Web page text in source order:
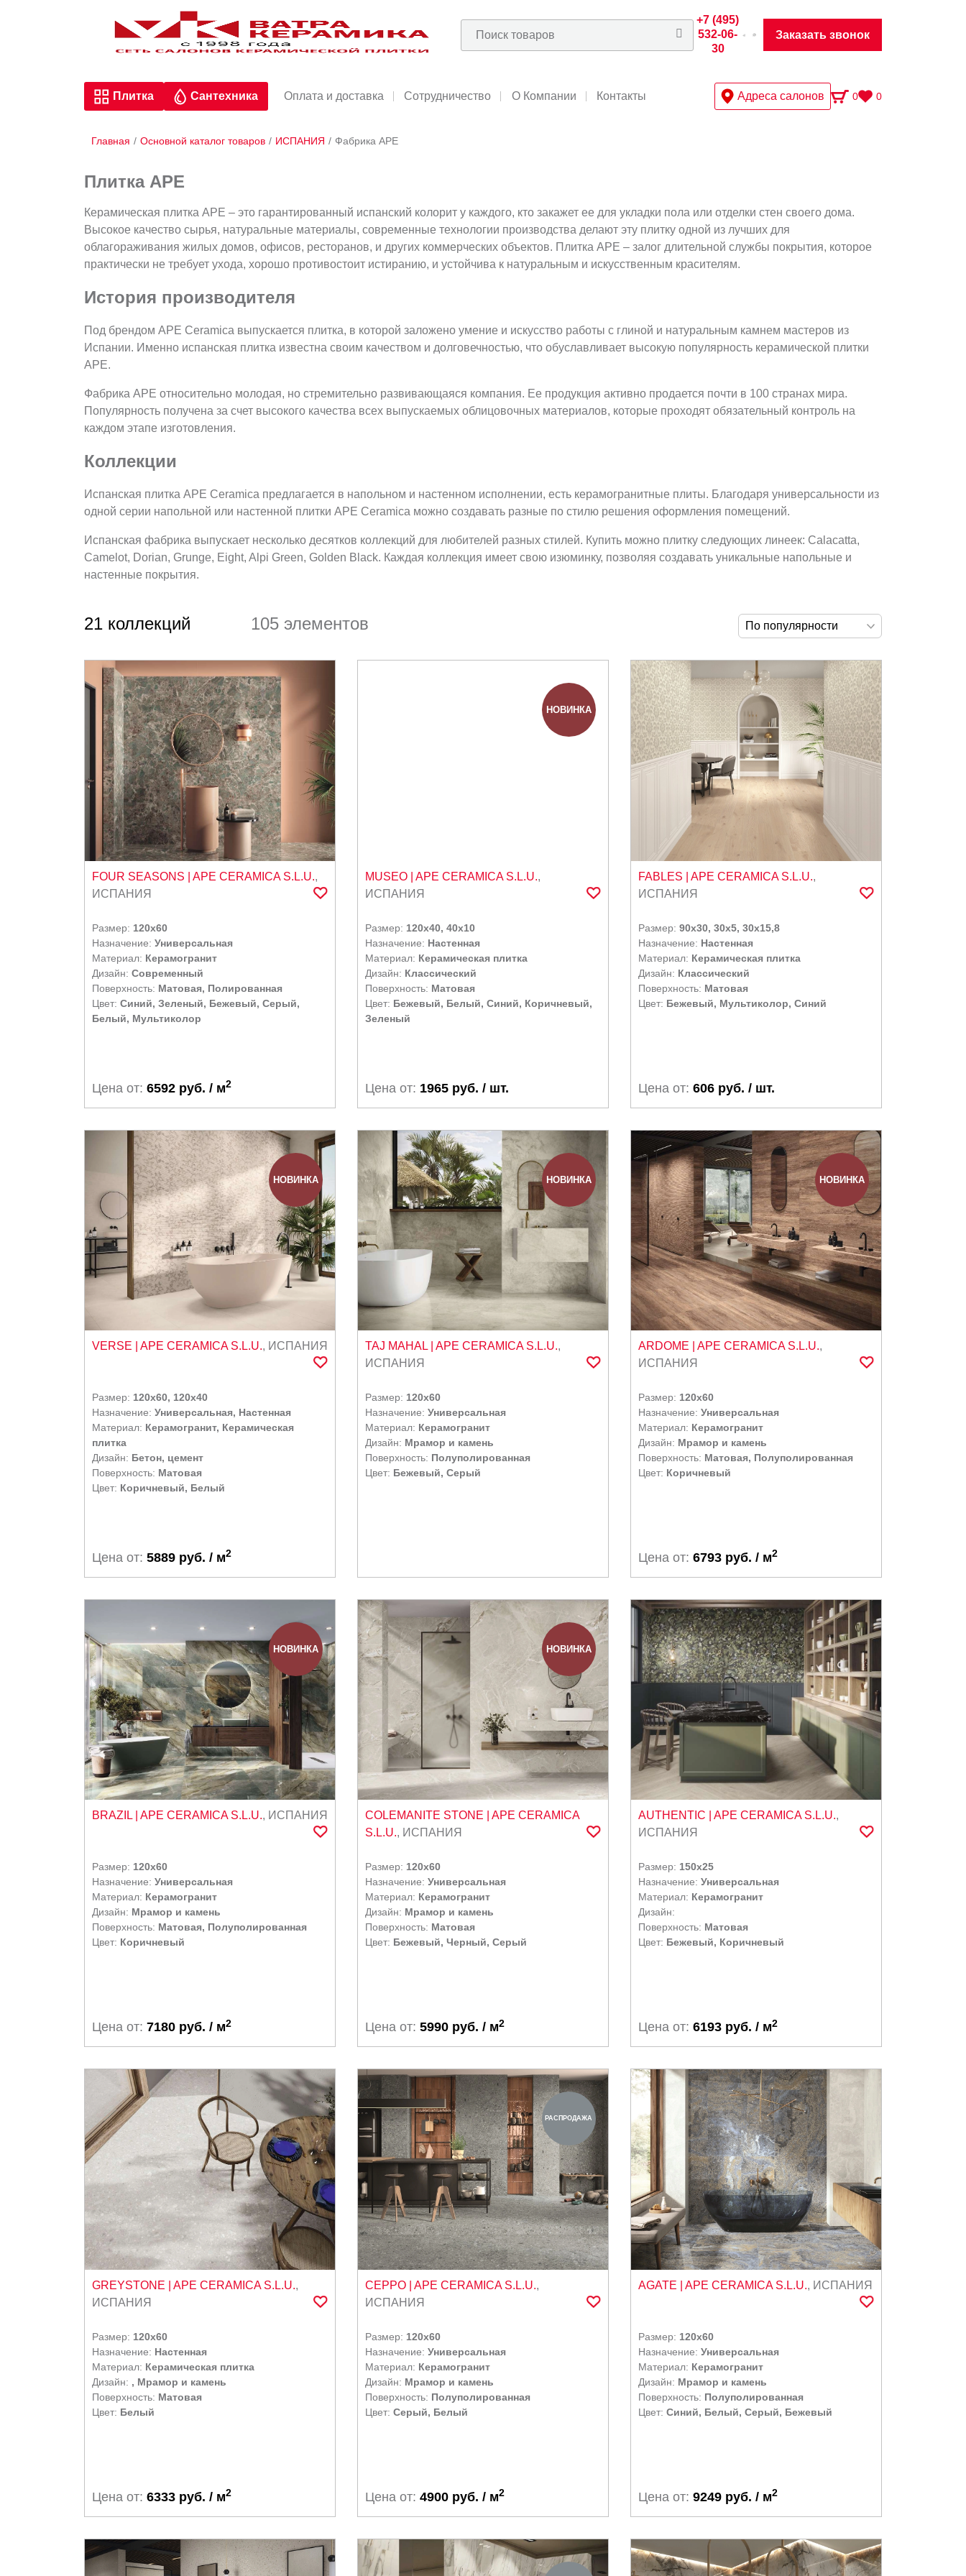
+7 (495)
532-06-
30
Заказать звонок
Плитка Сантехника Оплата и доставка Сотрудничество О Компании Контакты Адреса салонов 0 0
Главная / Основной каталог товаров / ИСПАНИЯ / Фабрика APE
Плитка APE
Керамическая плитка APE – это гарантированный испанский колорит у каждого, кто закажет ее для укладки пола или отделки стен своего дома.
Высокое качество сырья, натуральные материалы, современные технологии производства делают эту плитку одной из лучших для
облагораживания жилых домов, офисов, ресторанов, и других коммерческих объектов. Плитка APE – залог длительной службы покрытия, которое
практически не требует ухода, хорошо противостоит истиранию, и устойчива к натуральным и искусственным красителям.
История производителя
Под брендом APE Ceramica выпускается плитка, в которой заложено умение и искусство работы с глиной и натуральным камнем мастеров из
Испании. Именно испанская плитка известна своим качеством и долговечностью, что обуславливает высокую популярность керамической плитки
APE.
Фабрика APE относительно молодая, но стремительно развивающаяся компания. Ее продукция активно продается почти в 100 странах мира.
Популярность получена за счет высокого качества всех выпускаемых облицовочных материалов, которые проходят обязательный контроль на
каждом этапе изготовления.
Коллекции
Испанская плитка APE Ceramica предлагается в напольном и настенном исполнении, есть керамогранитные плиты. Благодаря универсальности из
одной серии напольной или настенной плитки APE Ceramica можно создавать разные по стилю решения оформления помещений.
Испанская фабрика выпускает несколько десятков коллекций для любителей разных стилей. Купить можно плитку следующих линеек: Calacatta,
Camelot, Dorian, Grunge, Eight, Alpi Green, Golden Black. Каждая коллекция имеет свою изюминку, позволяя создавать уникальные напольные и
настенные покрытия.
21 коллекций 105 элементов По популярности
FOUR SEASONS | APE CERAMICA S.L.U.,
ИСПАНИЯ
Размер: 120x60
Назначение: Универсальная
Материал: Керамогранит
Дизайн: Современный
Поверхность: Матовая, Полированная
Цвет: Синий, Зеленый, Бежевый, Серый,
Белый, Мультиколор
Цена от: 6592 руб. / м2
MUSEO | APE CERAMICA S.L.U.,
ИСПАНИЯ
Размер: 120x40, 40x10
Назначение: Настенная
Материал: Керамическая плитка
Дизайн: Классический
Поверхность: Матовая
Цвет: Бежевый, Белый, Синий, Коричневый,
Зеленый
Цена от: 1965 руб. / шт.
НОВИНКА
FABLES | APE CERAMICA S.L.U.,
ИСПАНИЯ
Размер: 90x30, 30x5, 30x15,8
Назначение: Настенная
Материал: Керамическая плитка
Дизайн: Классический
Поверхность: Матовая
Цвет: Бежевый, Мультиколор, Синий
Цена от: 606 руб. / шт.
VERSE | APE CERAMICA S.L.U., ИСПАНИЯ
Размер: 120x60, 120x40
Назначение: Универсальная, Настенная
Материал: Керамогранит, Керамическая
плитка
Дизайн: Бетон, цемент
Поверхность: Матовая
Цвет: Коричневый, Белый
Цена от: 5889 руб. / м2
НОВИНКА
TAJ MAHAL | APE CERAMICA S.L.U.,
ИСПАНИЯ
Размер: 120x60
Назначение: Универсальная
Материал: Керамогранит
Дизайн: Мрамор и камень
Поверхность: Полуполированная
Цвет: Бежевый, Серый
НОВИНКА
ARDOME | APE CERAMICA S.L.U.,
ИСПАНИЯ
Размер: 120x60
Назначение: Универсальная
Материал: Керамогранит
Дизайн: Мрамор и камень
Поверхность: Матовая, Полуполированная
Цвет: Коричневый
Цена от: 6793 руб. / м2
НОВИНКА
BRAZIL | APE CERAMICA S.L.U., ИСПАНИЯ
Размер: 120x60
Назначение: Универсальная
Материал: Керамогранит
Дизайн: Мрамор и камень
Поверхность: Матовая, Полуполированная
Цвет: Коричневый
Цена от: 7180 руб. / м2
НОВИНКА
COLEMANITE STONE
| APE CERAMICA
S.L.U., ИСПАНИЯ
Размер: 120x60
Назначение: Универсальная
Материал: Керамогранит
Дизайн: Мрамор и камень
Поверхность: Матовая
Цвет: Бежевый, Черный, Серый
Цена от: 5990 руб. / м2
НОВИНКА
AUTHENTIC | APE CERAMICA S.L.U.,
ИСПАНИЯ
Размер: 150x25
Назначение: Универсальная
Материал: Керамогранит
Дизайн:
Поверхность: Матовая
Цвет: Бежевый, Коричневый
Цена от: 6193 руб. / м2
GREYSTONE | APE CERAMICA S.L.U.,
ИСПАНИЯ
Размер: 120x60
Назначение: Настенная
Материал: Керамическая плитка
Дизайн: , Мрамор и камень
Поверхность: Матовая
Цвет: Белый
Цена от: 6333 руб. / м2
CEPPO | APE CERAMICA S.L.U.,
ИСПАНИЯ
Размер: 120x60
Назначение: Универсальная
Материал: Керамогранит
Дизайн: Мрамор и камень
Поверхность: Полуполированная
Цвет: Серый, Белый
Цена от: 4900 руб. / м2
РАСПРОДАЖА
AGATE | APE CERAMICA S.L.U., ИСПАНИЯ
Размер: 120x60
Назначение: Универсальная
Материал: Керамогранит
Дизайн: Мрамор и камень
Поверхность: Полуполированная
Цвет: Синий, Белый, Серый, Бежевый
Цена от: 9249 руб. / м2